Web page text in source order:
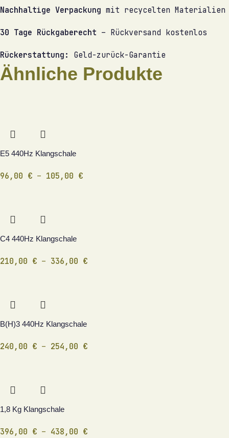
Nachhaltige Verpackung mit recycelten Materialien
30 Tage Rückgaberecht – Rückversand kostenlos
Rückerstattung: Geld-zurück-Garantie
Ähnliche Produkte
E5 440Hz Klangschale
96,00 € – 105,00 €
C4 440Hz Klangschale
210,00 € – 336,00 €
B(H)3 440Hz Klangschale
240,00 € – 254,00 €
1,8 Kg Klangschale
396,00 € – 438,00 €